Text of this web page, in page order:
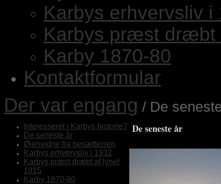
Karbys erhvervsliv i
Karbys præst dræbt
Karby 1870-80
Kontaktformular
Der var engang / De
Interesseret i Karbys historie?
De seneste år
Øjenvidne fra besættelsen
Karbys erhvervsliv i 1932
Karbys præst dræbt af lynet
1915
Karby 1870-80
De seneste år